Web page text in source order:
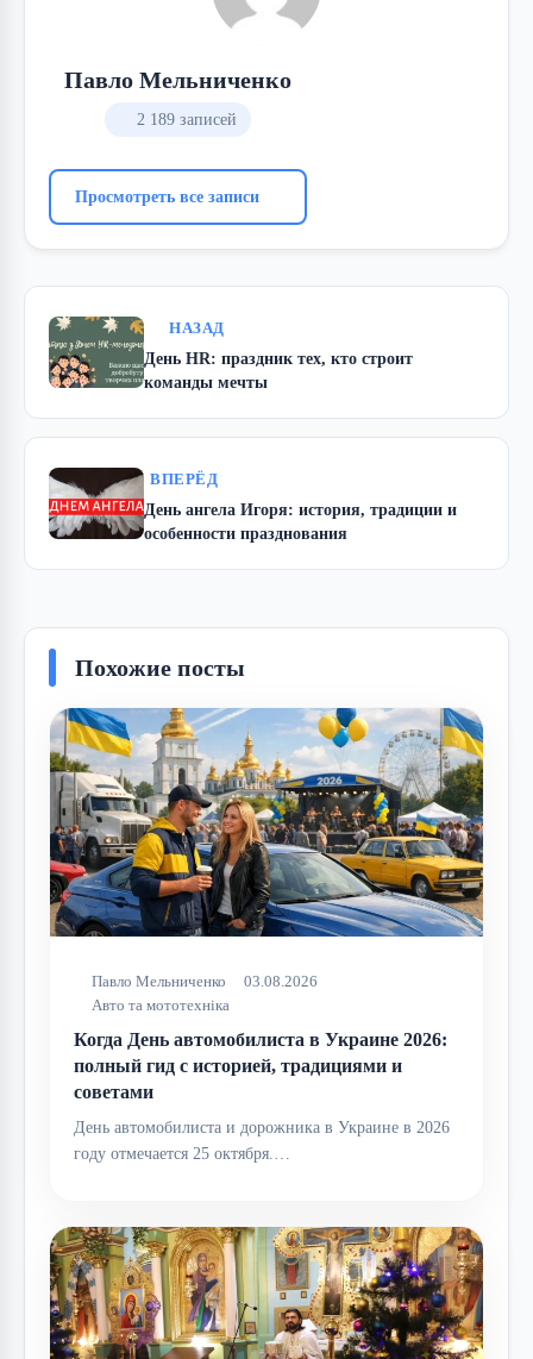
Павло Мельниченко
2 189 записей
Просмотреть все записи
НАЗАД
День HR: праздник тех, кто строит
команды мечты
ВПЕРЁД
День ангела Игоря: история, традиции и
особенности празднования
Похожие посты
Павло Мельниченко
03.08.2026
Авто та мототехніка
Когда День автомобилиста в Украине 2026:
полный гид с историей, традициями и
советами
День автомобилиста и дорожника в Украине в 2026
году отмечается 25 октября.…